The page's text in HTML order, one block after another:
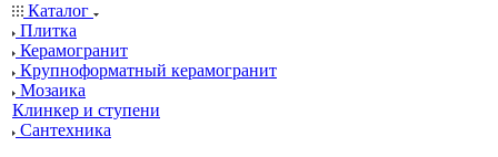
Каталог
Плитка
Керамогранит
Крупноформатный керамогранит
Мозаика
Клинкер и ступени
Сантехника